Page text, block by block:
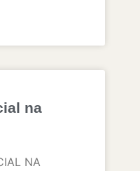
na
NA